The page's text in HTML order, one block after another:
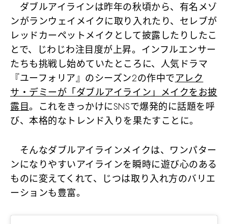
ダブルアイラインは昨年の秋頃から、有名メゾ
ンがランウェイメイクに取り入れたり、セレブが
レッドカーペットメイクとして披露したりしたこ
とで、じわじわ注目度が上昇。インフルエンサー
たちも挑戦し始めていたところに、人気ドラマ
『ユーフォリア』のシーズン2の作中でアレク
サ・デミーが「ダブルアイライン」メイクをお披
露目。これをきっかけにSNSで爆発的に話題を呼
び、本格的なトレンド入りを果たすことに。
そんなダブルアイラインメイクは、ワンパター
ンになりやすいアイラインを瞬時に遊び心のある
ものに変えてくれて、じつは取り入れ方のバリエ
ーションも豊富。